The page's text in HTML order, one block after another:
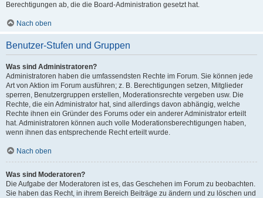
Berechtigungen ab, die die Board-Administration gesetzt hat.
Nach oben
Benutzer-Stufen und Gruppen
Was sind Administratoren?
Administratoren haben die umfassendsten Rechte im Forum. Sie können jede
Art von Aktion im Forum ausführen; z. B. Berechtigungen setzen, Mitglieder
sperren, Benutzergruppen erstellen, Moderationsrechte vergeben usw. Die
Rechte, die ein Administrator hat, sind allerdings davon abhängig, welche
Rechte ihnen ein Gründer des Forums oder ein anderer Administrator erteilt
hat. Administratoren können auch volle Moderationsberechtigungen haben,
wenn ihnen das entsprechende Recht erteilt wurde.
Nach oben
Was sind Moderatoren?
Die Aufgabe der Moderatoren ist es, das Geschehen im Forum zu beobachten.
Sie haben das Recht, in ihrem Bereich Beiträge zu ändern und zu löschen und